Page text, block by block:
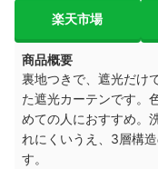
楽天市場
商品概要
裏地つきで、遮光だけ
た遮光カーテンです。
めての人におすすめ。
れにくいうえ、3層構
す。